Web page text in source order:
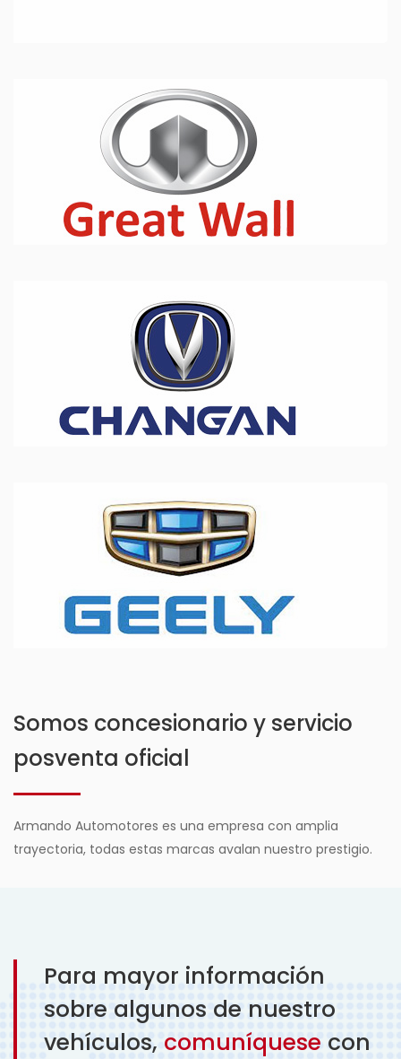
Somos concesionario y servicio
posventa oficial
Armando Automotores es una empresa con amplia
trayectoria, todas estas marcas avalan nuestro prestigio.
Para mayor información
sobre algunos de nuestro
vehículos, comuníquese con